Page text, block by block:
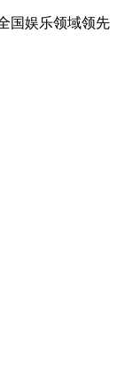
国娱乐领域领先